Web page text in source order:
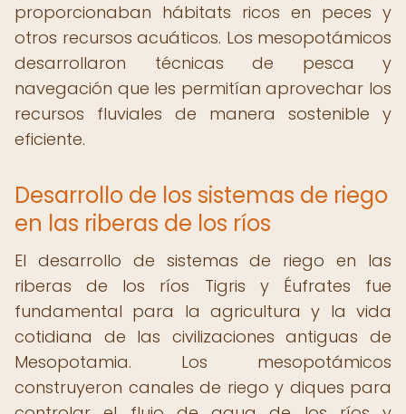
proporcionaban hábitats ricos en peces y
otros recursos acuáticos. Los mesopotámicos
desarrollaron técnicas de pesca y
navegación que les permitían aprovechar los
recursos fluviales de manera sostenible y
eficiente.
Desarrollo de los sistemas de riego
en las riberas de los ríos
El desarrollo de sistemas de riego en las
riberas de los ríos Tigris y Éufrates fue
fundamental para la agricultura y la vida
cotidiana de las civilizaciones antiguas de
Mesopotamia. Los mesopotámicos
construyeron canales de riego y diques para